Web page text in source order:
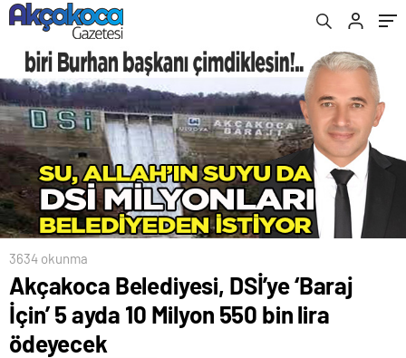
3634 okunma
Akçakoca Belediyesi, DSİ’ye ‘Baraj
İçin’ 5 ayda 10 Milyon 550 bin lira
ödeyecek
SABOTE ETMEYE ÇALIŞTI